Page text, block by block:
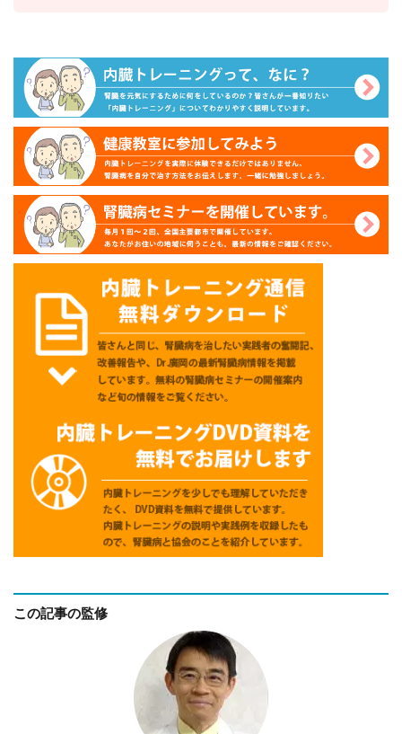
この記事の監修